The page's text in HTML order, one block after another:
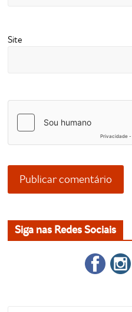
Site
Siga nas Redes Sociais